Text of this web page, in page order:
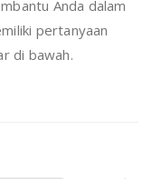
Anda dalam
pertanyaan
di bawah.